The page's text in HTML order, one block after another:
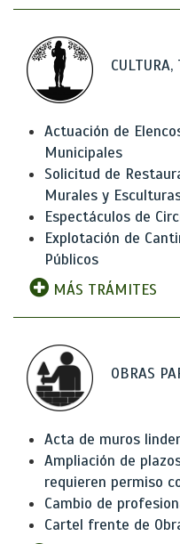
CULTURA,
Actuación de
Municipales
Solicitud de
Murales y
Espectáculos de
Explotación de
Públicos
MÁS TRÁMITES
OBRAS
Acta de muros
Ampliación de
requieren permiso
Cambio de
Cartel frente de